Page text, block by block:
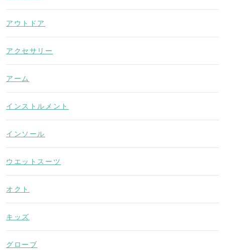
アウトドア
アクセサリー
アーム
インストルメント
インソール
ウエットスーツ
オクト
キッズ
グローブ